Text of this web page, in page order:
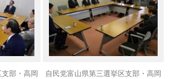
部・高岡
自民党富山県第三選挙区支部・高岡